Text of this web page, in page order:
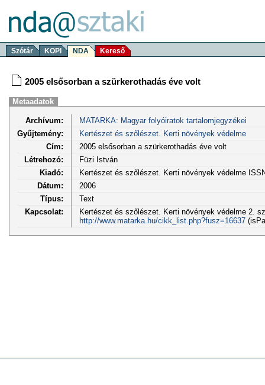
Szótár KOPI NDA Kereső
2005 elsősorban a szürkerothadás éve volt
Metaadatok
Archívum:
MATARKA: Magyar folyóiratok tartalomjegyzékei
Gyűjtemény:
Kertészet és szőlészet. Kerti növények védelme
Cím:
2005 elsősorban a szürkerothadás éve volt
Létrehozó:
Füzi István
Kiadó:
Kertészet és szőlészet. Kerti növények védelme
Dátum:
2006
Típus:
Text
Kapcsolat:
Kertészet és szőlészet. Kerti növények védelme 2.
http://www.matarka.hu/cikk_list.php?fusz=16637